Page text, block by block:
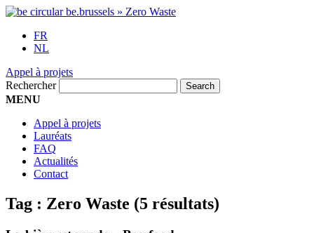
FR
NL
Appel à projets
Rechercher
MENU
Appel à projets
Lauréats
FAQ
Actualités
Contact
Tag : Zero Waste (5 résultats)